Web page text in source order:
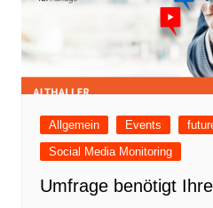
Allgemein Events
Social Media Monitoring
Umfrage benötigt